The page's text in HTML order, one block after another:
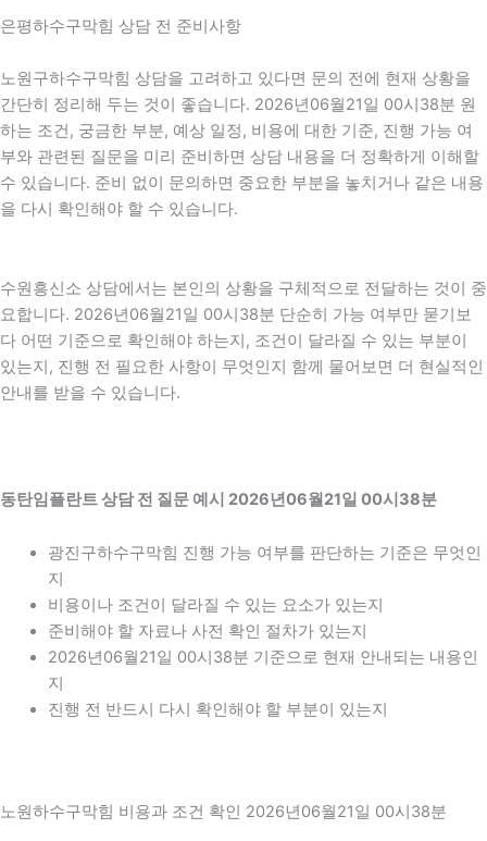
은평하수구막힘 상담 전 준비사항
노원구하수구막힘 상담을 고려하고 있다면 문의 전에 현재 상황을
간단히 정리해 두는 것이 좋습니다. 2026년06월21일 00시38분 원
하는 조건, 궁금한 부분, 예상 일정, 비용에 대한 기준, 진행 가능 여
부와 관련된 질문을 미리 준비하면 상담 내용을 더 정확하게 이해할
수 있습니다. 준비 없이 문의하면 중요한 부분을 놓치거나 같은 내용
을 다시 확인해야 할 수 있습니다.
수원흥신소 상담에서는 본인의 상황을 구체적으로 전달하는 것이 중
요합니다. 2026년06월21일 00시38분 단순히 가능 여부만 묻기보
다 어떤 기준으로 확인해야 하는지, 조건이 달라질 수 있는 부분이
있는지, 진행 전 필요한 사항이 무엇인지 함께 물어보면 더 현실적인
안내를 받을 수 있습니다.
동탄임플란트 상담 전 질문 예시 2026년06월21일 00시38분
광진구하수구막힘 진행 가능 여부를 판단하는 기준은 무엇인
지
비용이나 조건이 달라질 수 있는 요소가 있는지
준비해야 할 자료나 사전 확인 절차가 있는지
2026년06월21일 00시38분 기준으로 현재 안내되는 내용인
지
진행 전 반드시 다시 확인해야 할 부분이 있는지
노원하수구막힘 비용과 조건 확인 2026년06월21일 00시38분